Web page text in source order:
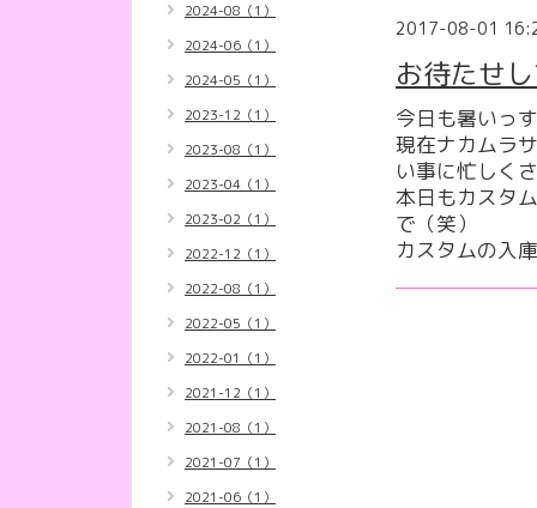
2017-08-01
お待たせ
今日も暑いっ
現在ナカムラ
い事に忙しく
本日もカスタ
で（笑）
カスタムの入
2024-08（1）
2024-06（1）
2024-05（1）
2023-12（1）
2023-08（1）
2023-04（1）
2023-02（1）
2022-12（1）
2022-08（1）
2022-05（1）
2022-01（1）
2021-12（1）
2021-08（1）
2021-07（1）
2021-06（1）